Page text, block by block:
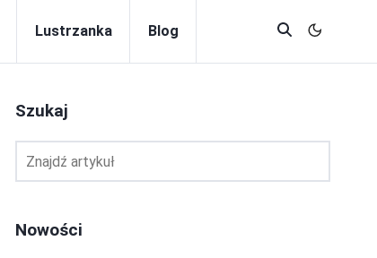
Lustrzanka Blog
Szukaj
Nowości